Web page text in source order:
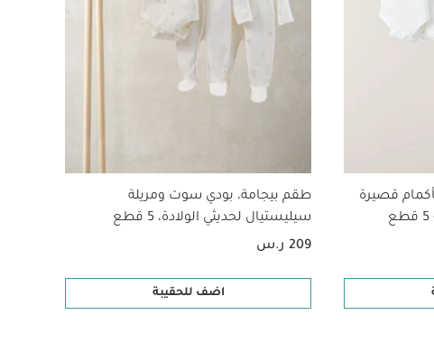
قصيرة
طقم بيجامة، بودي سوت ومريلة
سيليستيال لحديثي الولادة، 5 قطع
209 ر.س
اضف للحقيبة